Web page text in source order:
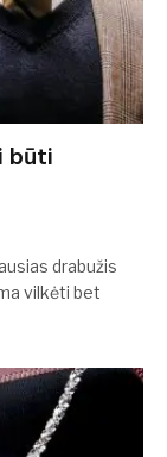
būti
drabužis
vilkėti bet